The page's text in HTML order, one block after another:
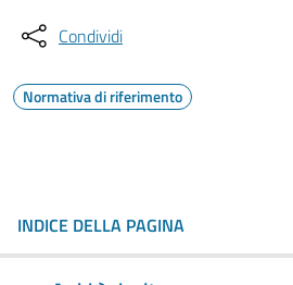
Condividi
Normativa di riferimento
INDICE DELLA PAGINA